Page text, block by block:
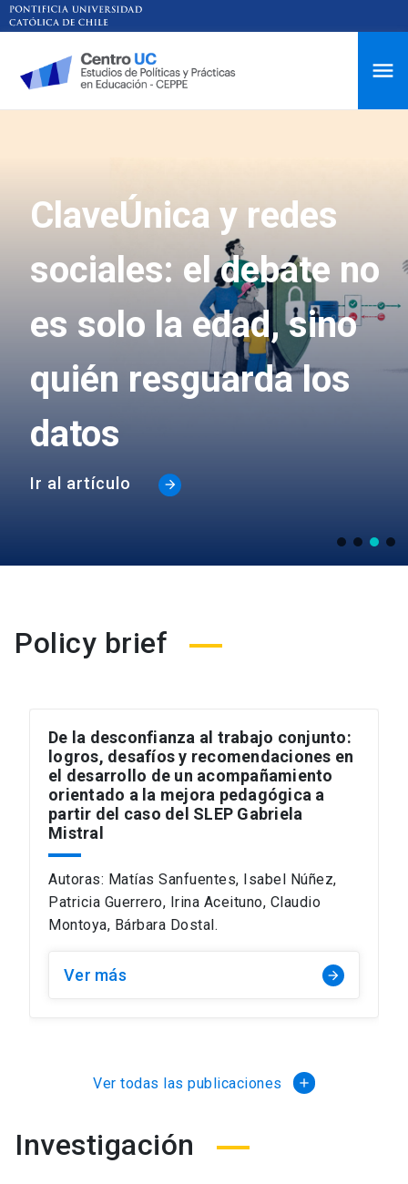
ClaveÚnica y redes
sociales: el debate no
es solo la edad, sino
quién resguarda los
datos
Ir al artículo
Policy brief
De la desconfianza al trabajo conjunto:
logros, desafíos y recomendaciones en
el desarrollo de un acompañamiento
orientado a la mejora pedagógica a
partir del caso del SLEP Gabriela
Mistral
Autoras: Matías Sanfuentes, Isabel Núñez,
Patricia Guerrero, Irina Aceituno, Claudio
Montoya, Bárbara Dostal.
Ver más arrow_forward
Ver todas las publicaciones
Investigación